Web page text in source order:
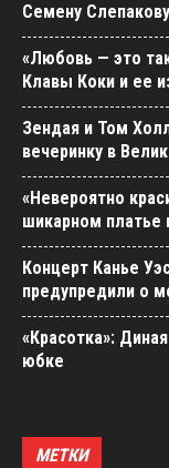
Семену
«Любовь — это
Клавы Коки и ее
Зендая и Том
вечеринку в
«Невероятно
шикарном платье
Концерт Канье
предупредили о
«Красотка»:
юбке
МЕТКИ